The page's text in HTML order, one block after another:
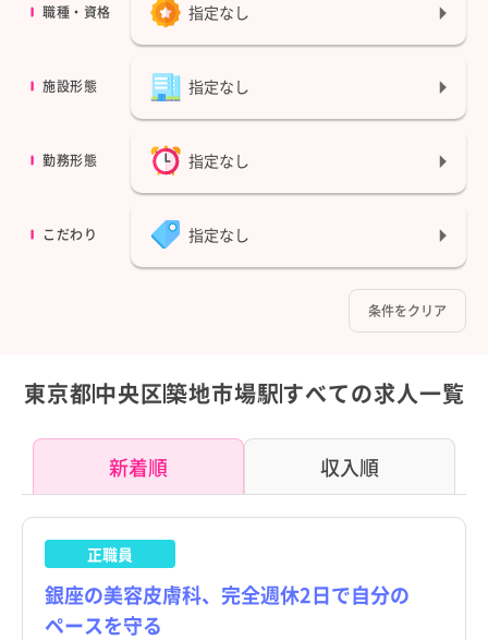
東京都すべて
職種・資格 指定なし
施設形態 指定なし
勤務形態 指定なし
こだわり 指定なし
条件をクリア
東京都中央区築地市場駅すべての求人一覧
新着順 収入順
正職員
銀座の美容皮膚科、完全週休2日で自分の
ペースを守る
東京都すべて